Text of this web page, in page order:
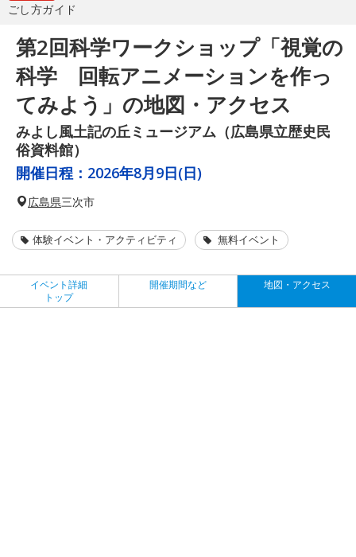
ごし方ガイド
第2回科学ワークショップ「視覚の
科学 回転アニメーションを作っ
てみよう」の地図・アクセス
みよし風土記の丘ミュージアム（広島県立歴史民
俗資料館）
開催日程： 2026年8月9日(日)
広島県三次市
体験イベント・アクティビティ 無料イベント
イベント詳細
トップ
開催期間など 地図・アクセス